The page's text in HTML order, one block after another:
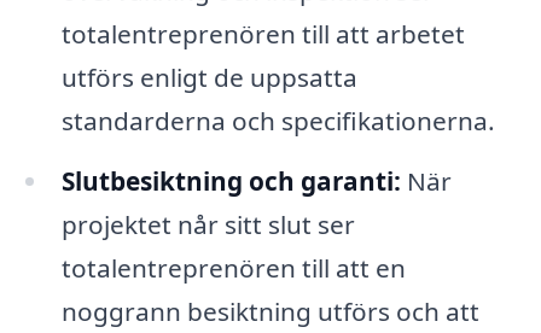
totalentreprenören till att arbetet
utförs enligt de uppsatta
standarderna och specifikationerna.
Slutbesiktning och garanti: När
projektet når sitt slut ser
totalentreprenören till att en
noggrann besiktning utförs och att